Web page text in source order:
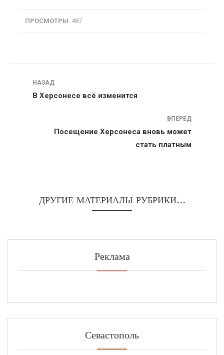
ПРОСМОТРЫ: 487
Навигация
НАЗАД
В Херсонесе всё изменится
ВПЕРЕД
Посещение Херсонеса вновь может
стать платным
ДРУГИЕ МАТЕРИАЛЫ РУБРИКИ...
Реклама
Севастополь